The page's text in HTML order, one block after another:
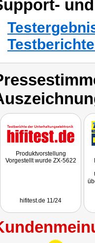
Produktvorstellung
Vorgestellt wurde ZX-5622
hifitest.de 11/24